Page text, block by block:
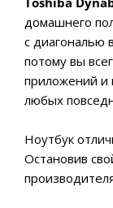
домашнего
с диагональю
потому вы
приложений и
любых
Ноутбук
Остановив